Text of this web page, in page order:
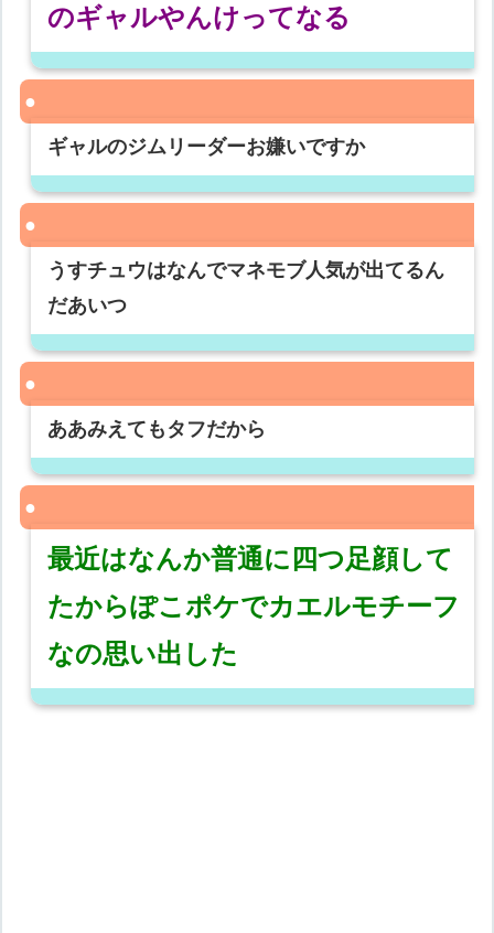
のギャルやんけってなる
ギャルのジムリーダーお嫌いですか
うすチュウはなんでマネモブ人気が出てるん
だあいつ
ああみえてもタフだから
最近はなんか普通に四つ足顔して
たからぽこポケでカエルモチーフ
なの思い出した